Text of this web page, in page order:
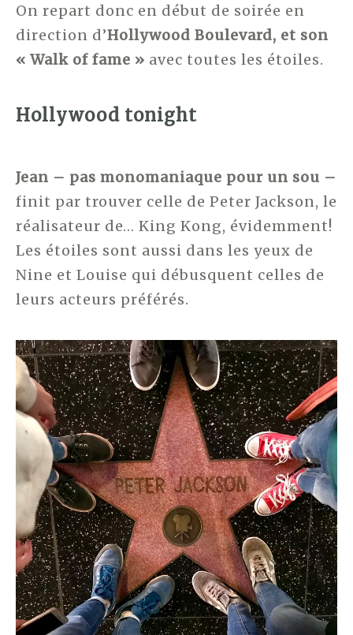
On repart donc en début de soirée en
direction d’Hollywood Boulevard, et son
« Walk of fame » avec toutes les étoiles.
Hollywood tonight
Jean – pas monomaniaque pour un sou –
finit par trouver celle de Peter Jackson, le
réalisateur de… King Kong, évidemment!
Les étoiles sont aussi dans les yeux de
Nine et Louise qui débusquent celles de
leurs acteurs préférés.